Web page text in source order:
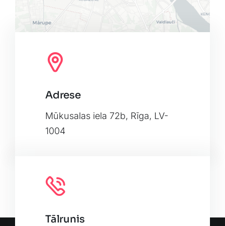
OpenStreetMap, under ODbL.
Adrese
Mūkusalas iela 72b, Rīga, LV-
1004
Tālrunis